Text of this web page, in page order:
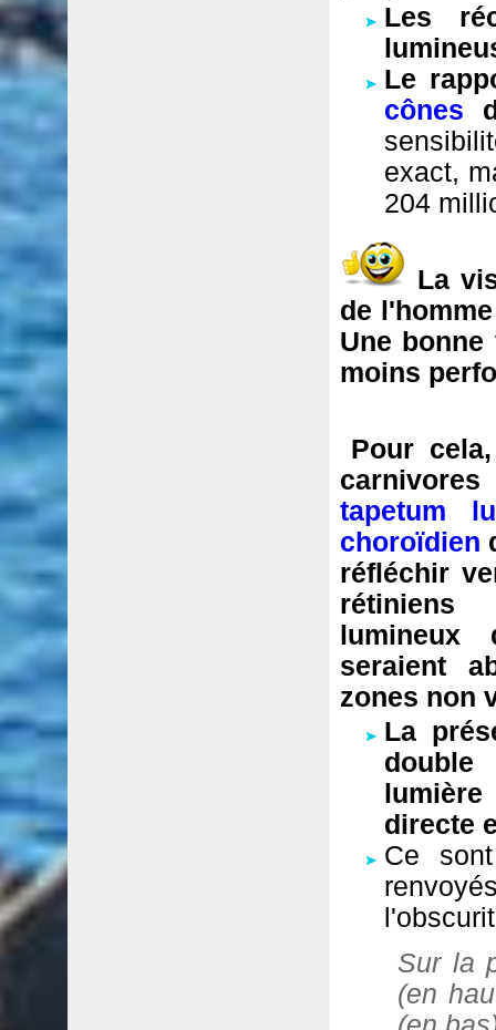
Les
Le
cônes
exact,
204
La
de
Une
moins
Pour
tapetum
choroïdien
réfléchir
seraient
zones non
La
directe
Ce
Sur la
(en